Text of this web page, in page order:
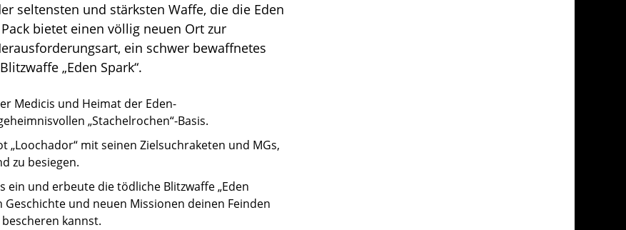
seltensten und stärksten Waffe, die die Eden
bietet einen völlig neuen Ort zur
ein schwer bewaffnetes
„Eden Spark“.
Medicis und Heimat der Eden-
„Stachelrochen“-Basis.
„Loochador“ mit seinen Zielsuchraketen und MGs,
zu besiegen.
ein und erbeute die tödliche Blitzwaffe „Eden
und neuen Missionen deinen Feinden
kannst.